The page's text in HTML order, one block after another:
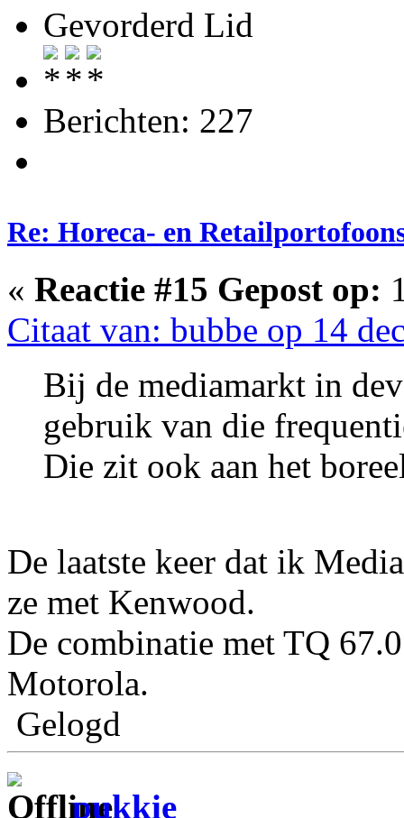
Gevorderd Lid
Berichten: 227
Re: Horeca- en
« Reactie #15 Gepost op:
Citaat van: bubbe op 14
Bij de mediamarkt in
gebruik van die
Die zit ook aan het
De laatste keer dat ik
ze met Kenwood.
De combinatie met TQ
Motorola.
Gelogd
pukkie